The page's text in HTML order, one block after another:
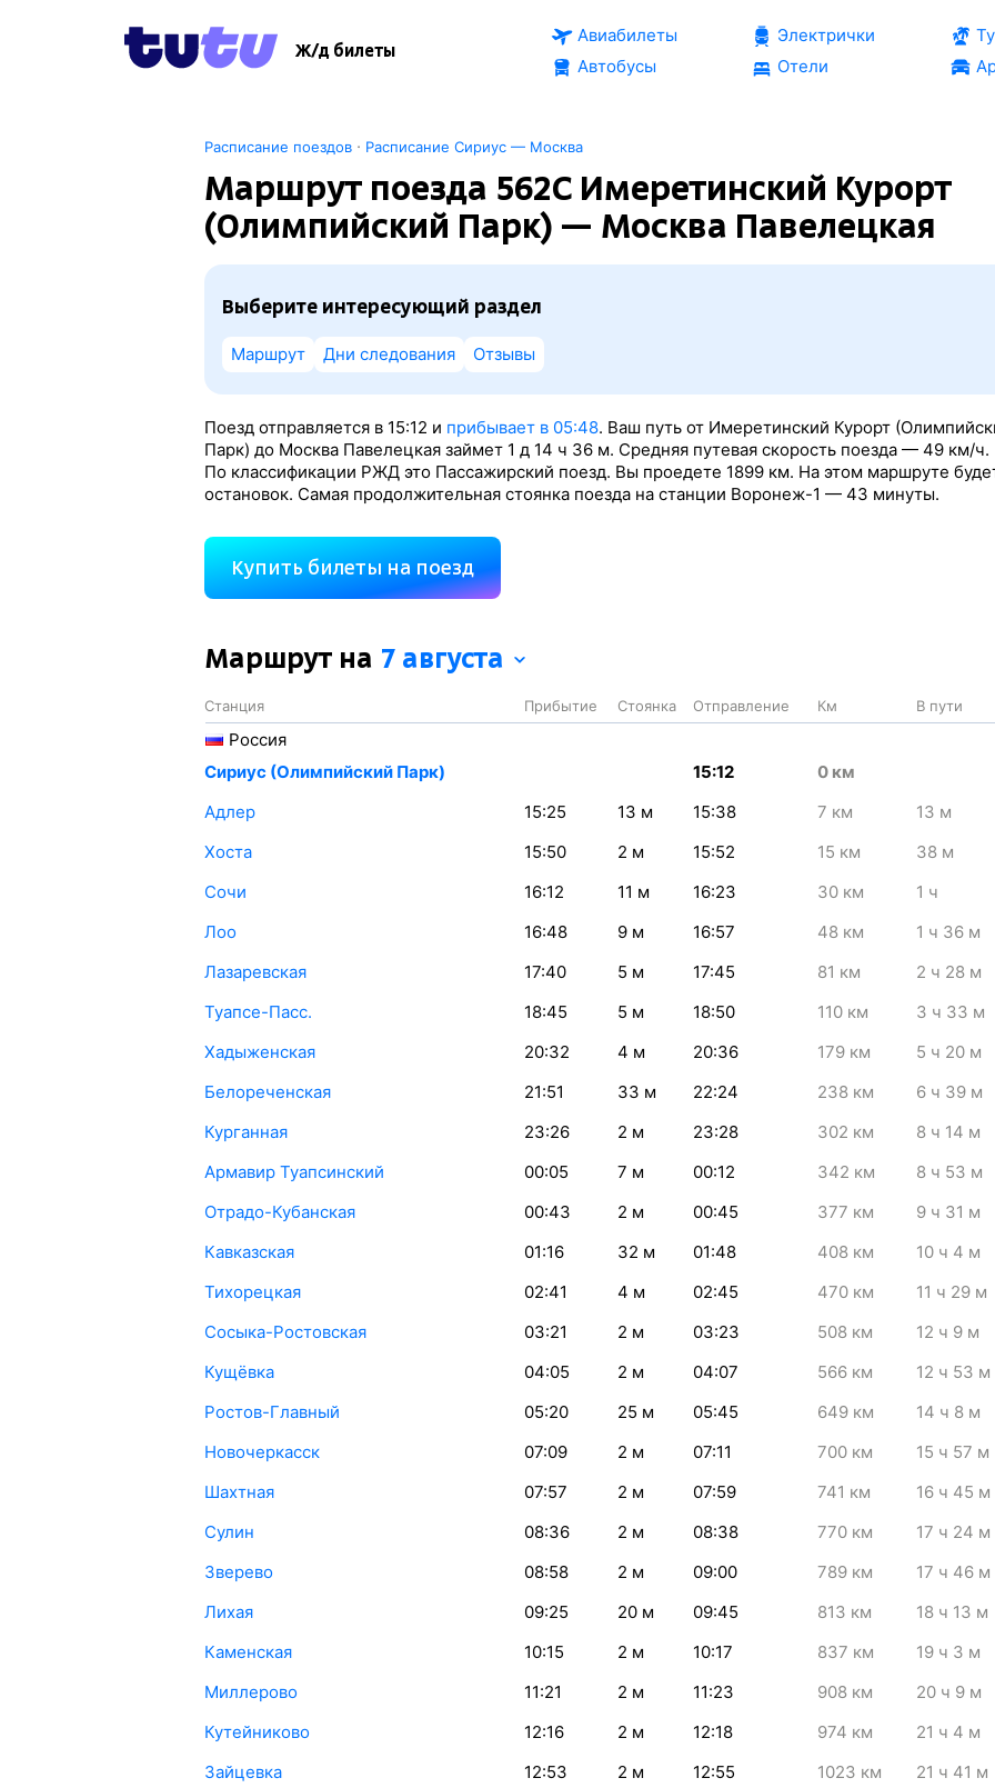
Ж/д билеты
Авиабилеты
Автобусы
Электрички
Отели
Расписание поездов· Расписание Сириус — Москва
Маршрут поезда 562С Имеретинский Курорт
(Олимпийский Парк) — Москва Павелецкая
Выберите интересующий раздел
Маршрут Дни следования Отзывы
Поезд отправляется в 15:12 и прибывает в 05:48. Ваш путь от Имеретинский Курорт
Парк) до Москва Павелецкая займет 1 д 14 ч 36 м. Средняя путевая скорость поезда — 49 км/ч.
По классификации РЖД это Пассажирский поезд. Вы проедете 1899 км. На этом маршруте
остановок. Самая продолжительная стоянка поезда на станции Воронеж-1 — 43 минуты.
Купить билеты на поезд
Маршрут на 7 августа
Станция Прибытие Стоянка Отправление Км В пути
Россия
Сириус (Олимпийский Парк)
15:12 0 км
Адлер
15:25 13 м 15:38 7 км 13 м
Хоста
15:50 2 м 15:52 15 км 38 м
Сочи
16:12 11 м 16:23 30 км 1 ч
Лоо
16:48 9 м 16:57 48 км 1 ч 36 м
Лазаревская
17:40 5 м 17:45 81 км 2 ч 28 м
Туапсе-Пасс.
18:45 5 м 18:50 110 км 3 ч 33 м
Хадыженская
20:32 4 м 20:36 179 км 5 ч 20 м
Белореченская
21:51 33 м 22:24 238 км 6 ч 39 м
Курганная
23:26 2 м 23:28 302 км 8 ч 14 м
Армавир Туапсинский
00:05 7 м 00:12 342 км 8 ч 53 м
Отрадо-Кубанская
00:43 2 м 00:45 377 км 9 ч 31 м
Кавказская
01:16 32 м 01:48 408 км 10 ч 4 м
Тихорецкая
02:41 4 м 02:45 470 км 11 ч 29 м
Сосыка-Ростовская
03:21 2 м 03:23 508 км 12 ч 9 м
Кущёвка
04:05 2 м 04:07 566 км 12 ч 53 м
Ростов-Главный
05:20 25 м 05:45 649 км 14 ч 8 м
Новочеркасск
07:09 2 м 07:11 700 км 15 ч 57 м
Шахтная
07:57 2 м 07:59 741 км 16 ч 45 м
Сулин
08:36 2 м 08:38 770 км 17 ч 24 м
Зверево
08:58 2 м 09:00 789 км 17 ч 46 м
Лихая
09:25 20 м 09:45 813 км 18 ч 13 м
Каменская
10:15 2 м 10:17 837 км 19 ч 3 м
Миллерово
11:21 2 м 11:23 908 км 20 ч 9 м
Кутейниково
12:16 2 м 12:18 974 км 21 ч 4 м
Зайцевка
12:53 2 м 12:55 1023 км 21 ч 41 м